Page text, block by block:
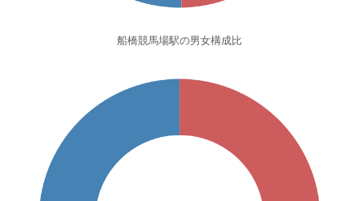
船橋競馬場駅の男女構成比